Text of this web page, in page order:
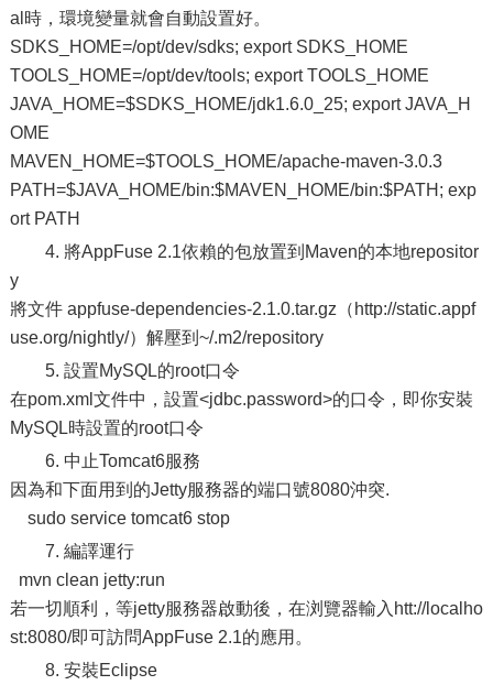
al時，環境變量就會自動設置好。
SDKS_HOME=/opt/dev/sdks; export SDKS_HOME
TOOLS_HOME=/opt/dev/tools; export TOOLS_HOME
JAVA_HOME=$SDKS_HOME/jdk1.6.0_25; export JAVA_H
OME
MAVEN_HOME=$TOOLS_HOME/apache-maven-3.0.3
PATH=$JAVA_HOME/bin:$MAVEN_HOME/bin:$PATH; exp
ort PATH
4. 將AppFuse 2.1依賴的包放置到Maven的本地repositor
y
將文件 appfuse-dependencies-2.1.0.tar.gz（http://static.appf
use.org/nightly/）解壓到~/.m2/repository
5. 設置MySQL的root口令
在pom.xml文件中，設置<jdbc.password>的口令，即你安裝
MySQL時設置的root口令
6. 中止Tomcat6服務
因為和下面用到的Jetty服務器的端口號8080沖突.
sudo service tomcat6 stop
7. 編譯運行
mvn clean jetty:run
若一切順利，等jetty服務器啟動後，在浏覽器輸入htt://localho
st:8080/即可訪問AppFuse 2.1的應用。
8. 安裝Eclipse